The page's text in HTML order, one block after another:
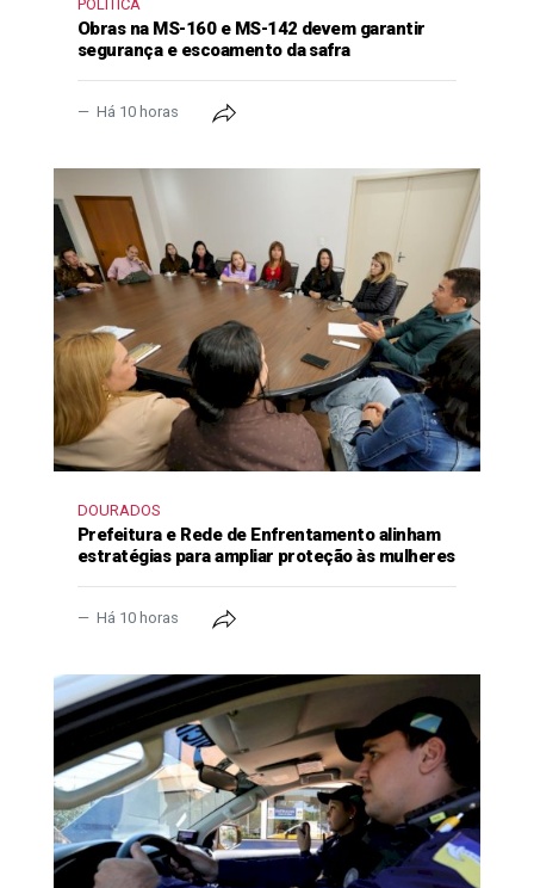
POLÍTICA
Obras na MS-160 e MS-142 devem garantir
segurança e escoamento da safra
Há 10 horas
DOURADOS
Prefeitura e Rede de Enfrentamento alinham
estratégias para ampliar proteção às mulheres
Há 10 horas